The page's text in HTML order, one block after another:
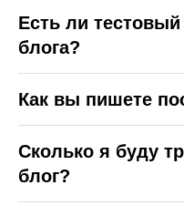
Есть ли
блога?
Как вы пишете
Сколько я буду
блог?